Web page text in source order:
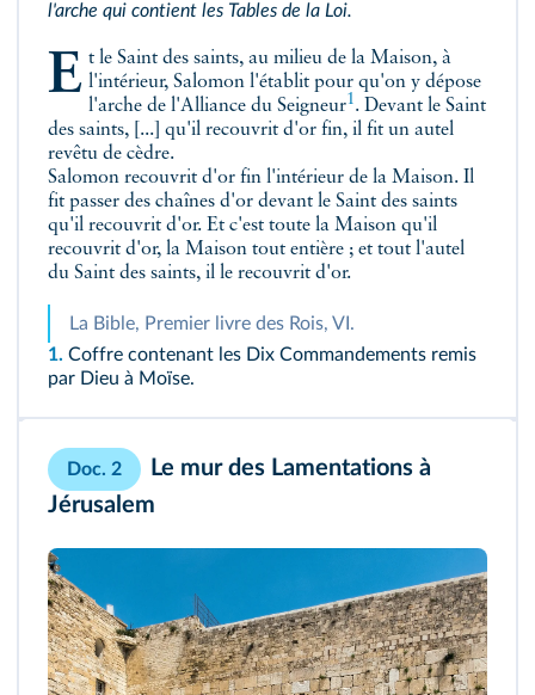
l'arche qui contient les Tables de la Loi.
Et le Saint des saints, au milieu de la Maison, à l'intérieur, Salomon l'établit pour qu'on y dépose
l'arche de l'Alliance du Seigneur1. Devant le Saint
des saints, [...] qu'il recouvrit d'or fin, il fit un autel
revêtu de cèdre.
Salomon recouvrit d'or fin l'intérieur de la Maison. Il
fit passer des chaînes d'or devant le Saint des saints
qu'il recouvrit d'or. Et c'est toute la Maison qu'il
recouvrit d'or, la Maison tout entière ; et tout l'autel
du Saint des saints, il le recouvrit d'or.
La Bible, Premier livre des Rois, VI.
1. Coffre contenant les Dix Commandements remis
par Dieu à Moïse.
Doc. 2
Le mur des Lamentations à
Jérusalem